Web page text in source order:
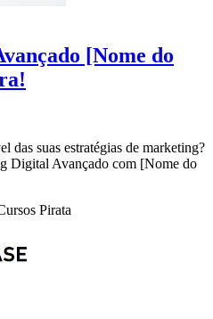
[Nome do
das suas estratégias de marketing?
Digital Avançado com [Nome do
Pirata